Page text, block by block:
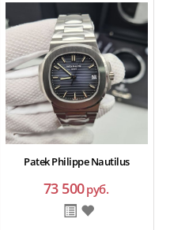
Patek Philippe Nautilus
73 500руб.